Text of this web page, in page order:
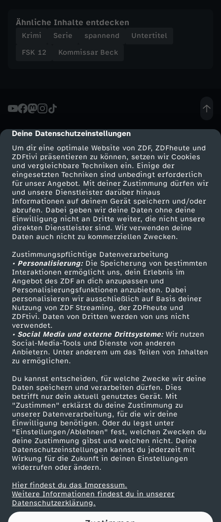
cmp-dialog-description
Deine Datenschutzeinstellungen
Um dir eine optimale Website von ZDF, ZDFheute und
ZDFtivi präsentieren zu können, setzen wir Cookies
und vergleichbare Techniken ein. Einige der
eingesetzten Techniken sind unbedingt erforderlich
für unser Angebot. Mit deiner Zustimmung dürfen wir
und unsere Dienstleister darüber hinaus
Informationen auf deinem Gerät speichern und/oder
abrufen. Dabei geben wir deine Daten ohne deine
Einwilligung nicht an Dritte weiter, die nicht unsere
direkten Dienstleister sind. Wir verwenden deine
Daten auch nicht zu kommerziellen Zwecken.
Zustimmungspflichtige Datenverarbeitung
• Personalisierung:Die Speicherung von bestimmten
Interaktionen ermöglicht uns, dein Erlebnis im
Angebot des ZDF an dich anzupassen und
Personalisierungsfunktionen anzubieten. Dabei
personalisieren wir ausschließlich auf Basis deiner
Nutzung von ZDF Streaming, der ZDFheute und
ZDFtivi. Daten von Dritten werden von uns nicht
verwendet.
• Social Media und externe Drittsysteme:Wir nutzen
Social-Media-Tools und Dienste von anderen
Anbietern. Unter anderem um das Teilen von Inhalten
zu ermöglichen.
Du kannst entscheiden, für welche Zwecke wir deine
Daten speichern und verarbeiten dürfen. Dies
betrifft nur dein aktuell genutztes Gerät. Mit
"Zustimmen" erklärst du deine Zustimmung zu
unserer Datenverarbeitung, für die wir deine
Einwilligung benötigen. Oder du legst unter
"Einstellungen/Ablehnen" fest, welchen Zwecken du
deine Zustimmung gibst und welchen nicht. Deine
Datenschutzeinstellungen kannst du jederzeit mit
Wirkung für die Zukunft in deinen Einstellungen
widerrufen oder ändern.
Hier findest du das Impressum.
Weitere Informationen findest du in unserer
Datenschutzerklärung.
Ähnliche Inhalte entdecken
Krimi Serie spannend
Untertitel
FSK 12
Kommissar Beck
Mehr ZDF
ZDF-Apps
Smart TV
ZDFtext
Livestreams
Sendungen A-Z
TV-Programm
Service
ZDFmitreden
Kontakt zum ZDF
Tickets
Zuschauerservice
Hilfe
ZDF Unternehmen
Karriere
ZDF goes Schule
Werbefernsehen
Mainzelmännchen
Partner